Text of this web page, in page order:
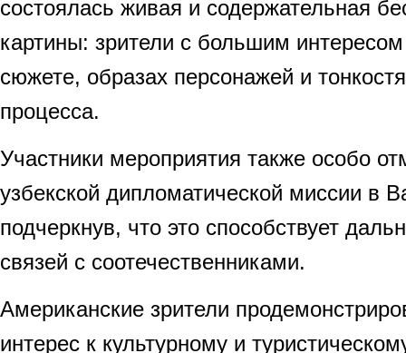
состоялась живая и содержательная
картины: зрители с большим
сюжете, образах персонажей и
процесса.
Участники мероприятия также особо
узбекской дипломатической миссии в
подчеркнув, что это способствует
связей с соотечественниками.
Американские зрители
интерес к культурному и